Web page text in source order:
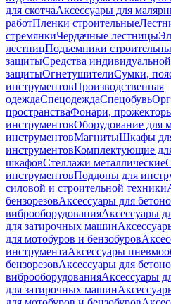
для скотчаАксессуары для
работПленки строительные
стремянкиЧердачные лестницы
лестницПодъемники
защитыСредства индивидуальной
защитыОгнетушителиСумки,
инструментовПроизводственная
одеждаСпецодеждаСпецобувь
пространстваФонари,
инструментовОборудование для
инструментовМагнитыШкафы
инструментовКомплектующие
шкафовСтеллажи металлические
инструментовПоддоны для
силовой и строительной техники
бензорезовАксессуары для
виброоборудованияАксессуары
для затирочных машин
для мотобуров и бензобуров
инструментаАксессуары
бензорезовАксессуары для
виброоборудованияАксессуары
для затирочных машин